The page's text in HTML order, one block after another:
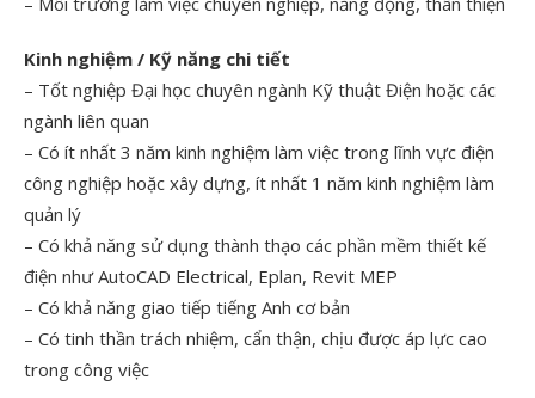
Kinh nghiệm / Kỹ năng chi tiết
– Tốt nghiệp Đại học chuyên ngành Kỹ thuật Điện hoặc các
ngành liên quan
– Có ít nhất 3 năm kinh nghiệm làm việc trong lĩnh vực điện
công nghiệp hoặc xây dựng, ít nhất 1 năm kinh nghiệm làm
quản lý
– Có khả năng sử dụng thành thạo các phần mềm thiết kế
điện như AutoCAD Electrical, Eplan, Revit MEP
– Có khả năng giao tiếp tiếng Anh cơ bản
– Có tinh thần trách nhiệm, cẩn thận, chịu được áp lực cao
trong công việc